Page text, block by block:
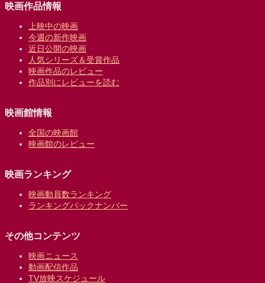
映画作品情報
上映中の映画
今週の新作映画
近日公開の映画
人気シリーズ＆受賞作品
映画作品のレビュー
作品別にレビューを読む
映画館情報
全国の映画館
映画館のレビュー
映画ランキング
映画動員数ランキング
ランキングバックナンバー
その他コンテンツ
映画ニュース
動画配信作品
TV放映スケジュール